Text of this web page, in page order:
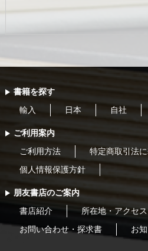
書籍を探す
輸入 日本 自社
ご利用案内
ご利用方法 特定商取引法
個人情報保護方針
朋友書店のご案内
書店紹介 所在地・アクセス
お問い合わせ・探求書 お